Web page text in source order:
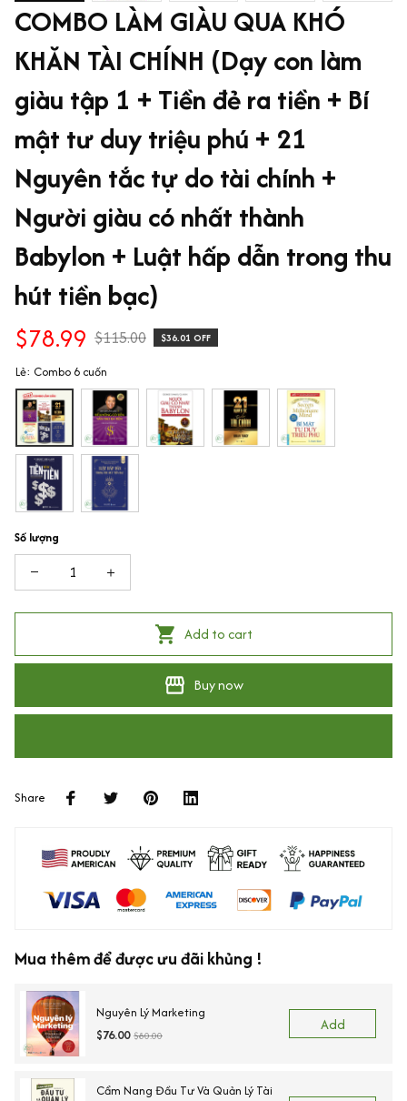
COMBO LÀM GIÀU QUA KHÓ
KHĂN TÀI CHÍNH (Dạy con làm
giàu tập 1 + Tiền đẻ ra tiền + Bí
mật tư duy triệu phú + 21
Nguyên tắc tự do tài chính +
Người giàu có nhất thành
Babylon + Luật hấp dẫn trong thu
hút tiền bạc)
$78.99 $115.00 $36.01 OFF
Lẻ: Combo 6 cuốn
Số lượng
Add to cart
Buy now
Share
Mua thêm để được ưu đãi khủng !
Nguyên Lý Marketing
$76.00 $80.00
Add
Cẩm Nang Đầu Tư Và Quản Lý Tài